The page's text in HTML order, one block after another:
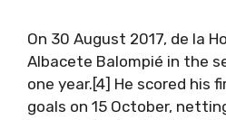
On 30 August 2017, de la
Albacete Balompié in the
one year.[4] He scored his
goals on 15 October,